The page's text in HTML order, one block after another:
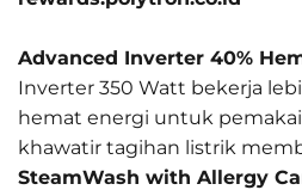
Advanced Inverter 40%
Inverter 350 Watt bekerja
hemat energi untuk
khawatir tagihan listrik
SteamWash with Allergy